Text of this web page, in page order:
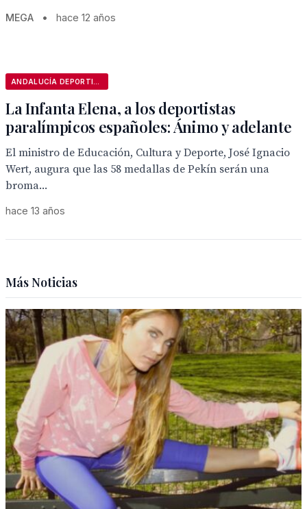
MEGA • hace 12 años
La Infanta Elena, a los deportistas
paralímpicos españoles: Ánimo y adelante
El ministro de Educación, Cultura y Deporte, José Ignacio
Wert, augura que las 58 medallas de Pekín serán una
broma...
hace 13 años
Más Noticias